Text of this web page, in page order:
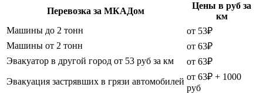
Перевозка за МКАДом
Цены в руб за
км
Машины до 2 тонн
от 53₽
Машины от 2 тонн
от 63₽
Эвакуатор в другой город от 53 руб за км
от 63₽
Эвакуация застрявших в грязи автомобилей от 63₽ + 1000
руб